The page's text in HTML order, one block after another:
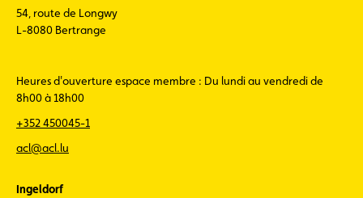
54, route de Longwy
L-8080 Bertrange
Heures d'ouverture espace membre : Du lundi au vendredi de
8h00 à 18h00
+352 450045-1
acl@acl.lu
Ingeldorf